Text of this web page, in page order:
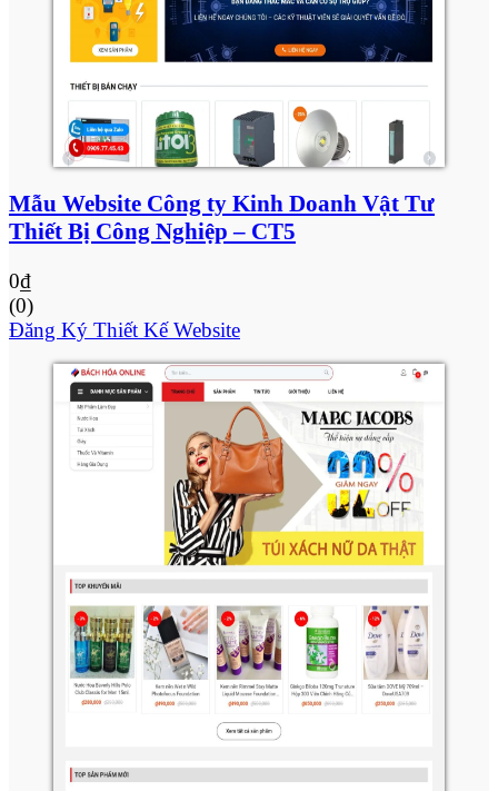
Mẫu Website Công ty Kinh Doanh Vật Tư
Thiết Bị Công Nghiệp – CT5
0₫
(0)
Đăng Ký Thiết Kế Website